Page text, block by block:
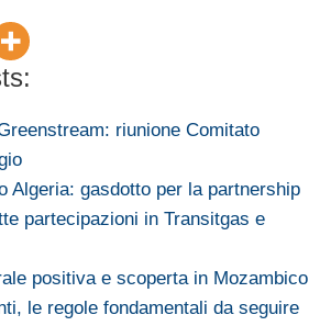
riunione Comitato
Algeria: gasdotto per la partnership
partecipazioni in Transitgas e
positiva e scoperta in Mozambico
le regole fondamentali da seguire